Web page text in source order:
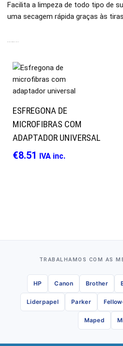
Facilita a limpeza de todo tipo de
uma secagem rápida graças às
ESFREGONA DE
MICROFIBRAS COM
ADAPTADOR UNIVERSAL
€8.51 IVA inc.
TRABALHAMOS COM AS
HP Canon Brother
Liderpapel Parker
Maped